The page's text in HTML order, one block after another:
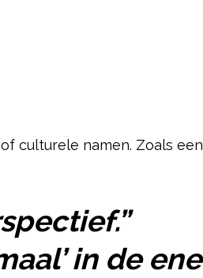
culturele namen. Zoals een
in de ene